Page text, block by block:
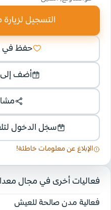
التسجيل
حفظ في
أضف إلى
سجّل الدخول
الإبلاغ عن معلومات خاطئة!
فعاليات أخرى في مجال
فعالية مدن صالحة للعيش